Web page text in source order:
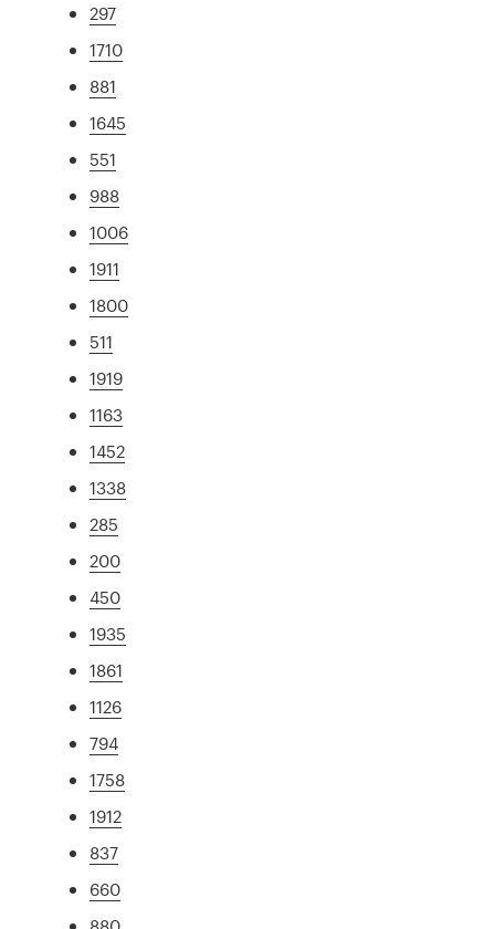
297
1710
881
1645
551
988
1006
1911
1800
511
1919
1163
1452
1338
285
200
450
1935
1861
1126
794
1758
1912
837
660